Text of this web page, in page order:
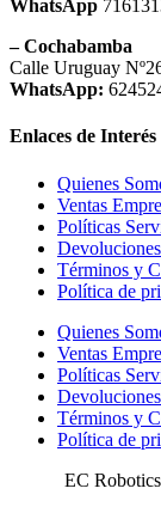
WhatsApp
– Cochabamba
Calle Uruguay
WhatsApp:
Enlaces de Interés
Quienes
Ventas
Políticas
Términos y
Política de
Quienes
Ventas
Políticas
Términos y
Política de
EC